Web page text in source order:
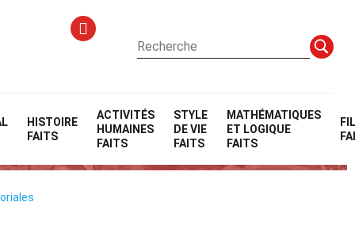
HISTOIRE
FAITS
ACTIVITÉS
HUMAINES
FAITS
STYLE
DE VIE
FAITS
MATHÉMATIQUES
ET LOGIQUE
FAITS